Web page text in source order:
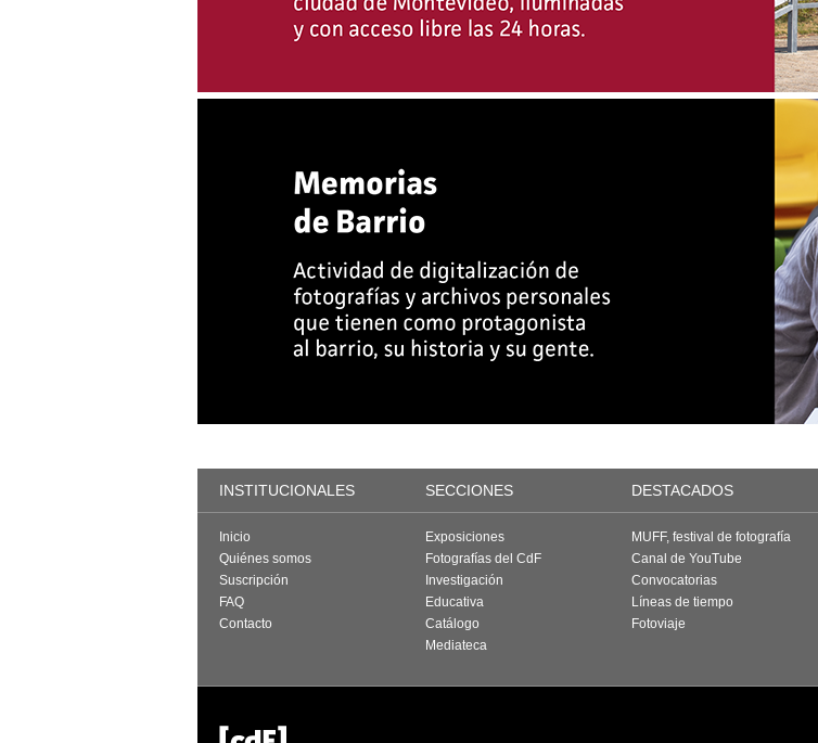
INSTITUCIONALES SECCIONES DESTACADOS
Inicio
Quiénes somos
Suscripción
FAQ
Contacto
Exposiciones
Fotografías del CdF
Investigación
Educativa
Catálogo
Mediateca
MUFF, festival de fotografía
Canal de YouTube
Convocatorias
Líneas de tiempo
Fotoviaje